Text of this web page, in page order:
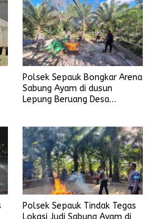
Polsek Sepauk Bongkar Arena
Sabung Ayam di dusun
Lepung Beruang Desa
Polsek Sepauk Tindak Tegas
Lokasi Judi Sabung Ayam di